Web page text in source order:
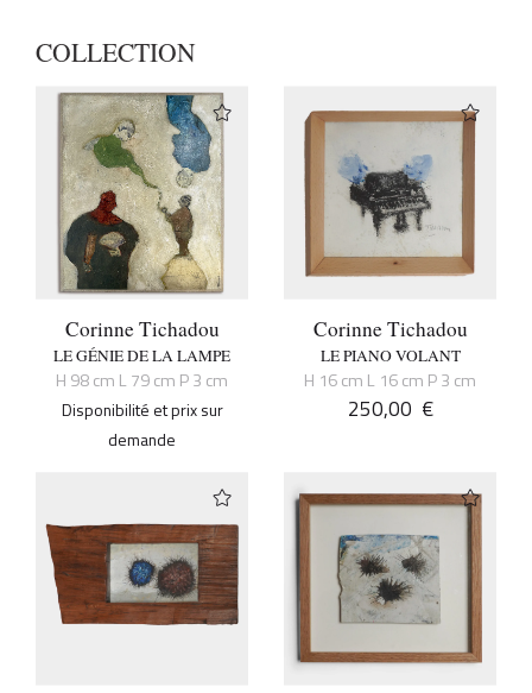
COLLECTION
Corinne Tichadou
LE GÉNIE DE LA LAMPE
H 98 cm L 79 cm P 3 cm
Disponibilité et prix sur
demande
Corinne Tichadou
LE PIANO VOLANT
H 16 cm L 16 cm P 3 cm
250,00 €